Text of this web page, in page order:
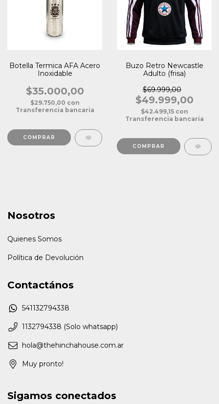
Botella Termica AFA Acero
Inoxidable
$35.000,00
$29.750,00 con
Transferencia bancaria
Buzo Retro Newcastle
Adulto (frisa)
$69.999,00
$49.999,00
$42.499,15 con
Transferencia bancaria
COMPRAR
Nosotros
Quienes Somos
Política de Devolución
Contactános
541132794338
1132794338 (Solo whatsapp)
hola@thehinchahouse.com.ar
Muy pronto!
Sigamos conectados